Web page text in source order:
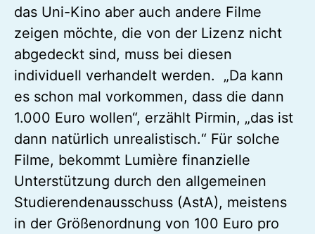
das Uni-Kino aber auch andere Filme
zeigen möchte, die von der Lizenz nicht
abgedeckt sind, muss bei diesen
individuell verhandelt werden. „Da kann
es schon mal vorkommen, dass die dann
1.000 Euro wollen“, erzählt Pirmin, „das ist
dann natürlich unrealistisch.“ Für solche
Filme, bekommt Lumière finanzielle
Unterstützung durch den allgemeinen
Studierendenausschuss (AstA), meistens
in der Größenordnung von 100 Euro pro